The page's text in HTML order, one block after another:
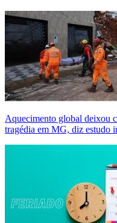
Aquecimento global deixou
tragédia em MG, diz estudo